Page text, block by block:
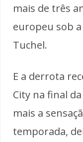
mais de três
europeu sob
Tuchel.
E a derrota
City na final
mais a
temporada,